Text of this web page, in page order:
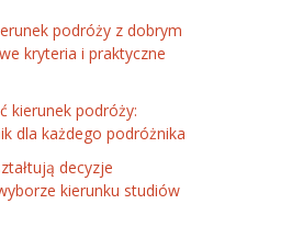
podróży z dobrym
kryteria i praktyczne
kierunek podróży:
dla każdego podróżnika
decyzje
kierunku studiów